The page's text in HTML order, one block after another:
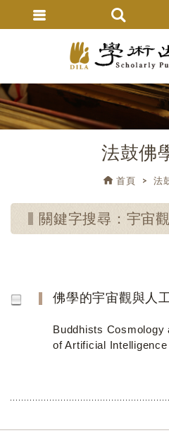
法鼓佛
首頁 法
關鍵字搜尋：宇宙觀
佛學的宇宙觀與人
Buddhists Cosmology
of Artificial Intelligence